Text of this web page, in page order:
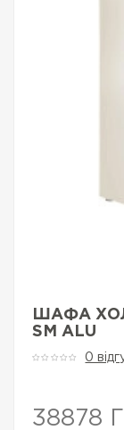
ШАФА
SM ALU
0
38878